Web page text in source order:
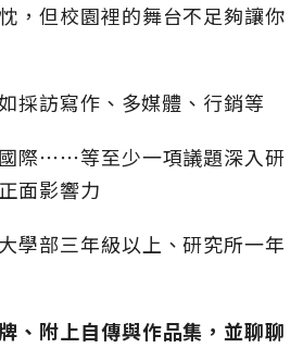
，但校園裡的舞台不足夠讓你
採訪寫作、多媒體、行銷等
國際⋯⋯等至少一項議題深入研
面影響力
學部三年級以上、研究所一年
、附上自傳與作品集，並聊聊